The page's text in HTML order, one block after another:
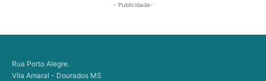
- Publicidade-
Rua Porto Alegre.
Vila Amaral - Dourados MS